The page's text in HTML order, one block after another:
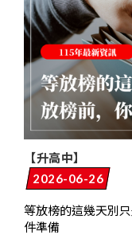
【升高中】
2026-06-26
等放榜的這幾天別
件準備